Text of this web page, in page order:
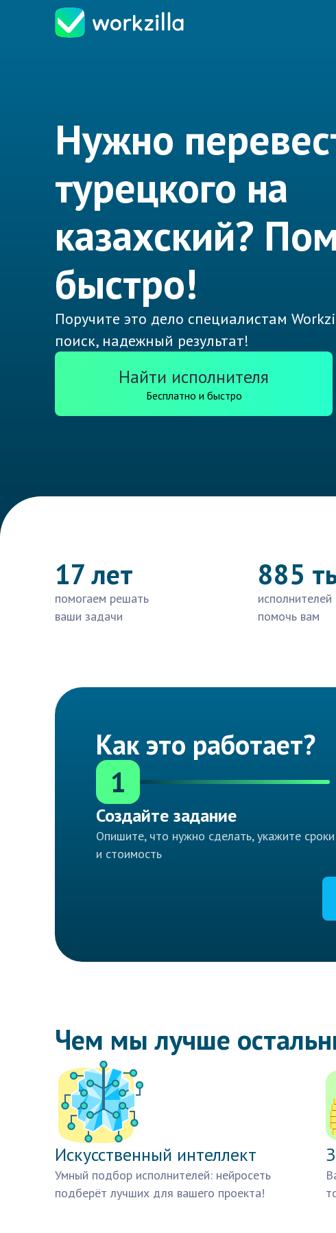
Нужно
турецкого на
казахский?
быстро!
Поручите это дело специалистам
поиск, надежный результат!
Найти исполнителя
Бесплатно и быстро
17 лет
помогаем решать
ваши задачи
885
исполнителей
помочь вам
Как это работает?
1
Создайте задание
Опишите, что нужно сделать, укажите сроки
и стоимость
Чем мы лучше
Искусственный интеллект
Умный подбор исполнителей: нейросеть
подберёт лучших для вашего проекта!